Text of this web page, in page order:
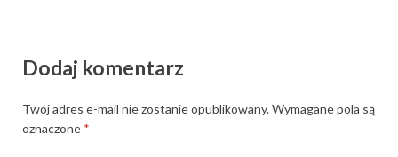
Dodaj komentarz
Twój adres e-mail nie zostanie opublikowany.Wymagane pola są
oznaczone *